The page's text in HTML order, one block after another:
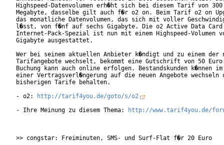
Highspeed-Datenvolumen erh�ht sich bei diesem Tarif von
Megabyte, dasselbe gilt auch f�r o2 on. Beim Tarif o2 on
das monatliche Datenvolumen, das sich mit voller
l�sst, von f�nf auf sechs Gigabyte. Die o2 Active Data
Internet-Pack-Spezial ist nun mit einem Highspeed-Volumen
Gigabyte ausgestattet.
Wer bei seinem aktuellen Anbieter k�ndigt und zu einem der
Tarifangebote wechselt, bekommt eine Gutschrift von 50
Buchung kann auch online erfolgen. Bestandskunden k�nnen im
einer Vertragsverl�ngerung auf die neuen Angebote wechseln
bisherigen Tarife behalten.
- o2:
http://tarif4you.de/goto/s/o2
- Ihre Meinung zu diesem Thema:
http://www.tarif4you.de/
>> congstar: Freiminuten, SMS- und Surf-Flat f�r 20 Euro